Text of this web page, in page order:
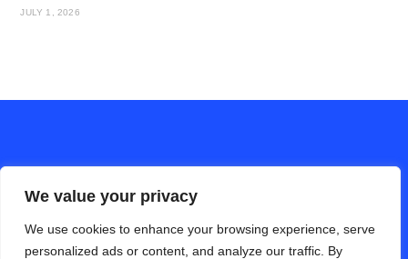
We value your privacy
We use cookies to enhance your browsing experience, serve
personalized ads or content, and analyze our traffic. By
JULY 1, 2026